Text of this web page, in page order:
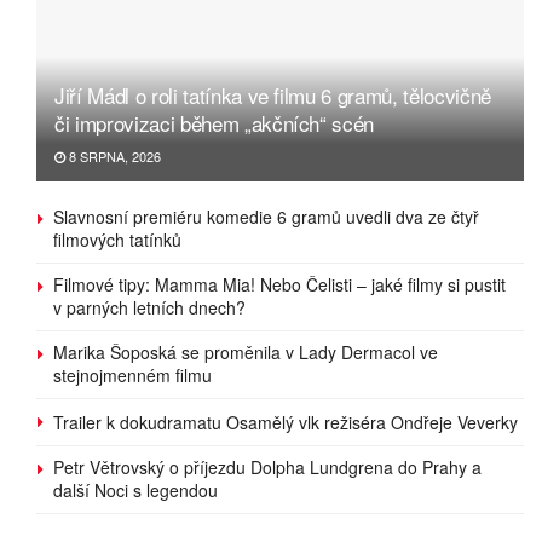
Jiří Mádl o roli tatínka ve filmu 6 gramů, tělocvičně
či improvizaci během „akčních“ scén
8 SRPNA, 2026
Slavnosní premiéru komedie 6 gramů uvedli dva ze čtyř
filmových tatínků
Filmové tipy: Mamma Mia! Nebo Čelisti – jaké filmy si pustit
v parných letních dnech?
Marika Šoposká se proměnila v Lady Dermacol ve
stejnojmenném filmu
Trailer k dokudramatu Osamělý vlk režiséra Ondřeje Veverky
Petr Větrovský o příjezdu Dolpha Lundgrena do Prahy a
další Noci s legendou